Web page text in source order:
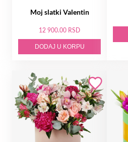
Moj slatki Valentin
12 900.00 RSD
DODAJ U KORPU